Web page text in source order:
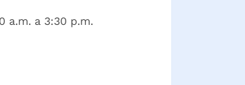
a.m. a 3:30 p.m.